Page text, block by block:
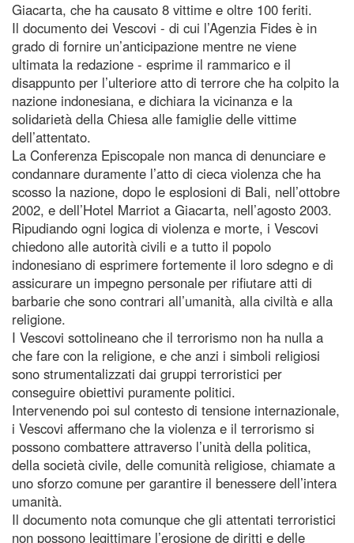
Giacarta, che ha causato 8 vittime e oltre 100 feriti.
Il documento dei Vescovi - di cui l’Agenzia Fides è in
grado di fornire un’anticipazione mentre ne viene
ultimata la redazione - esprime il rammarico e il
disappunto per l’ulteriore atto di terrore che ha colpito la
nazione indonesiana, e dichiara la vicinanza e la
solidarietà della Chiesa alle famiglie delle vittime
dell’attentato.
La Conferenza Episcopale non manca di denunciare e
condannare duramente l’atto di cieca violenza che ha
scosso la nazione, dopo le esplosioni di Bali, nell’ottobre
2002, e dell’Hotel Marriot a Giacarta, nell’agosto 2003.
Ripudiando ogni logica di violenza e morte, i Vescovi
chiedono alle autorità civili e a tutto il popolo
indonesiano di esprimere fortemente il loro sdegno e di
assicurare un impegno personale per rifiutare atti di
barbarie che sono contrari all’umanità, alla civiltà e alla
religione.
I Vescovi sottolineano che il terrorismo non ha nulla a
che fare con la religione, e che anzi i simboli religiosi
sono strumentalizzati dai gruppi terroristici per
conseguire obiettivi puramente politici.
Intervenendo poi sul contesto di tensione internazionale,
i Vescovi affermano che la violenza e il terrorismo si
possono combattere attraverso l’unità della politica,
della società civile, delle comunità religiose, chiamate a
uno sforzo comune per garantire il benessere dell’intera
umanità.
Il documento nota comunque che gli attentati terroristici
non possono legittimare l’erosione de diritti e delle